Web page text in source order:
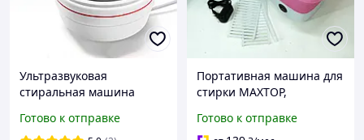
Ультразвуковая
стиральная машина
turbine wash устройство
Готово к отправке
Портативная машина для
стирки MAXTOP,
баком для воды Складная
Готово к отправке